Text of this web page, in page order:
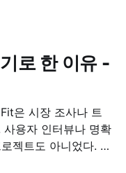
로 한 이유 -
용자 인터뷰나 명확
트도 아니었다. 시